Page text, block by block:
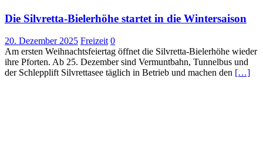
Die Silvretta-Bielerhöhe startet in die Wintersaison
20. Dezember 2025 Freizeit 0
Am ersten Weihnachtsfeiertag öffnet die Silvretta-Bielerhöhe wieder
ihre Pforten. Ab 25. Dezember sind Vermuntbahn, Tunnelbus und
der Schlepplift Silvrettasee täglich in Betrieb und machen den […]